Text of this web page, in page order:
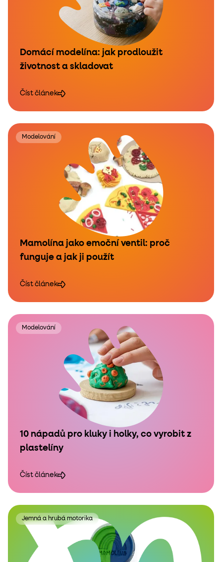
Domácí modelína: jak prodloužit
životnost a skladovat
Číst článek
Modelování
Mamolína jako emoční ventil: proč
funguje a jak ji použít
Číst článek
Modelování
10 nápadů pro kluky i holky, co vyrobit z
plastelíny
Číst článek
Jemná a hrubá motorika